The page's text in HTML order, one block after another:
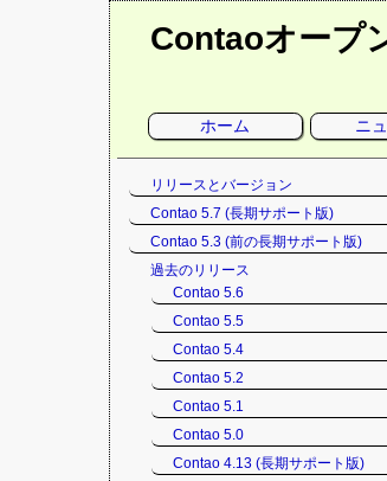
Contaoオープ
ー
ホーム ニ
ゲ
ー
リリースとバージョン
Contao 5.7 (長期サポート版)
Contao 5.3 (前の長期サポート版)
過去のリリース
Contao 5.6
Contao 5.5
Contao 5.4
Contao 5.2
Contao 5.1
Contao 5.0
Contao 4.13 (長期サポート版)